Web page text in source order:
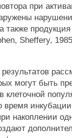
при
также
Sheffery,
могут быть
клеточной
время
накоплении